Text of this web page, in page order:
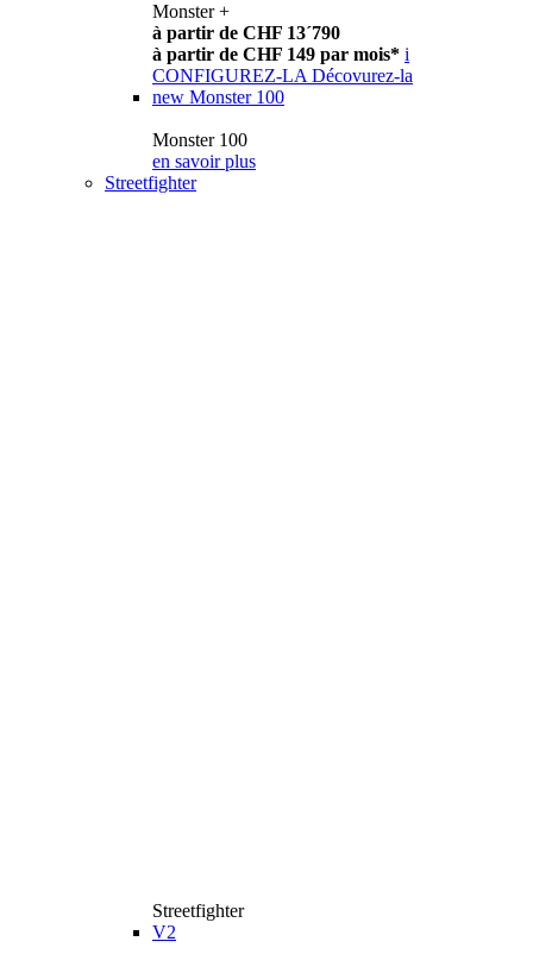
Monster +
à partir de CHF 13´790
à partir de CHF 149 par mois* i
CONFIGUREZ-LA Décovurez-la
new Monster 100
Monster 100
en savoir plus
Streetfighter
Streetfighter
V2